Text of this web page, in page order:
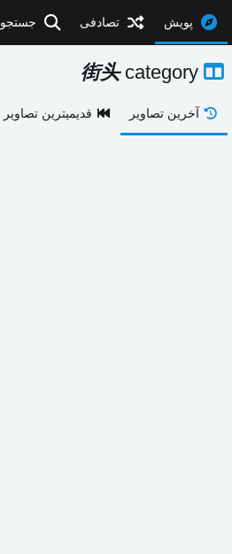
پویش تصادفی جستجو
街头category
آخرین تصاویر قدیمیترین تصاویر